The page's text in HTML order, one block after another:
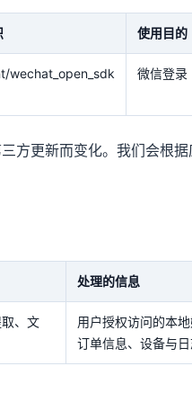
使用目的
wechat_open_sdk 微信登录
方更新而变化。我们会根
处理的信息
、文
用户授权访问的本
订单信息、设备与